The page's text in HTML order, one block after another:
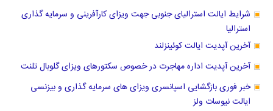
شرایط ایالت استرالیای جنوبی جهت ویزای کارآفرینی و سرمایه گذاری
استرالیا
آخرین آپدیت ایالت کوئینزلند
آخرین آپدیت اداره مهاجرت در خصوص سکتورهای ویزای گلوبال تلنت
خبر فوری بازگشایی اسپانسری ویزای های سرمایه گذاری و بیزنسی
ایالت نیوسات ولز